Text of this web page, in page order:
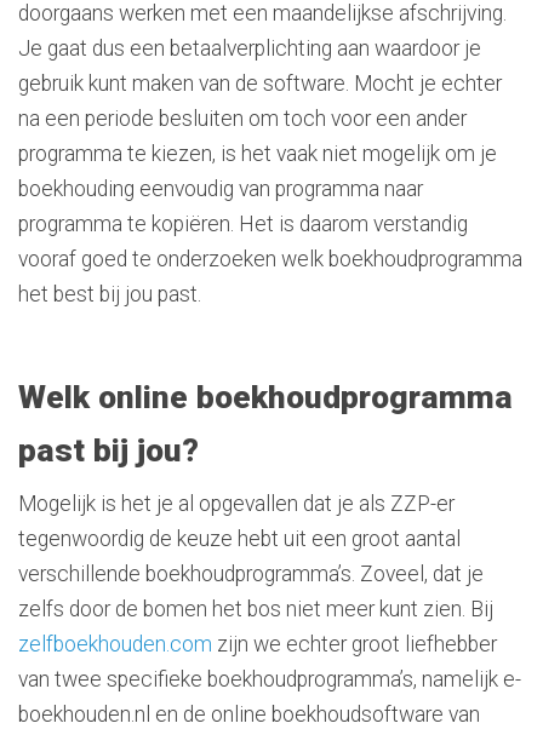
doorgaans werken met een maandelijkse afschrijving.
Je gaat dus een betaalverplichting aan waardoor je
gebruik kunt maken van de software. Mocht je echter
na een periode besluiten om toch voor een ander
programma te kiezen, is het vaak niet mogelijk om je
boekhouding eenvoudig van programma naar
programma te kopiëren. Het is daarom verstandig
vooraf goed te onderzoeken welk boekhoudprogramma
het best bij jou past.
Welk online boekhoudprogramma
past bij jou?
Mogelijk is het je al opgevallen dat je als ZZP-er
tegenwoordig de keuze hebt uit een groot aantal
verschillende boekhoudprogramma’s. Zoveel, dat je
zelfs door de bomen het bos niet meer kunt zien. Bij
zelfboekhouden.com zijn we echter groot liefhebber
van twee specifieke boekhoudprogramma’s, namelijk e-
boekhouden.nl en de online boekhoudsoftware van